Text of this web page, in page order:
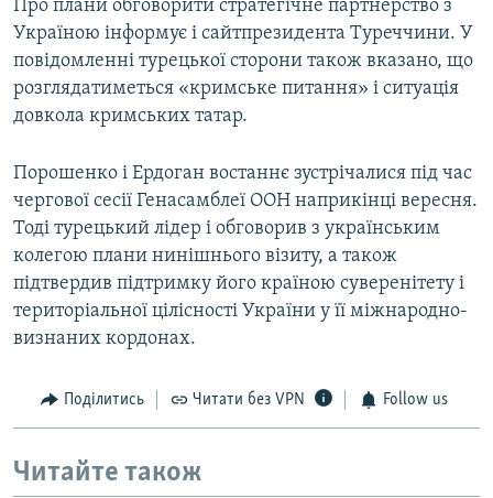
Про плани обговорити стратегічне партнерство з
Україною інформує і сайтпрезидента Туреччини. У
повідомленні турецької сторони також вказано, що
розглядатиметься «кримське питання» і ситуація
довкола кримських татар.
Порошенко і Ердоган востаннє зустрічалися під час
чергової сесії Генасамблеї ООН наприкінці вересня.
Тоді турецький лідер і обговорив з українським
колегою плани нинішнього візиту, а також
підтвердив підтримку його країною суверенітету і
територіальної цілісності України у її міжнародно-
визнаних кордонах.
Поділитись Читати без VPN Follow us
Читайте також